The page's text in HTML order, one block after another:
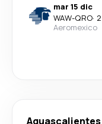
mar 15 dic
WAW-QRO·
Aeromexico
Aguascalientes